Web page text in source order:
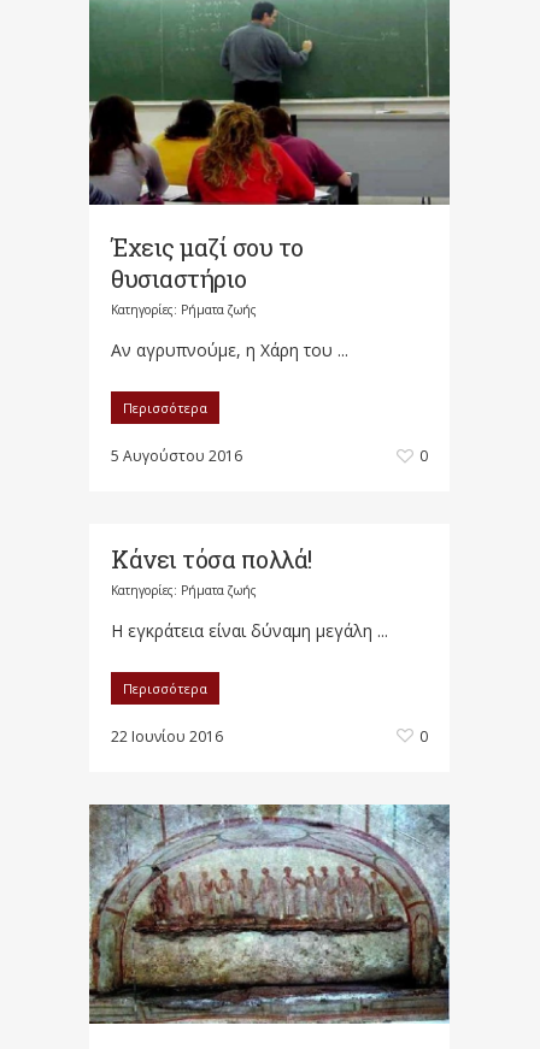
Έχεις μαζί σου το
θυσιαστήριο
Κατηγορίες: Ρήματα ζωής
Αν αγρυπνούμε, η Χάρη του ...
Περισσότερα
5 Αυγούστου 2016 0
Κάνει τόσα πολλά!
Κατηγορίες: Ρήματα ζωής
Η εγκράτεια είναι δύναμη μεγάλη ...
Περισσότερα
22 Ιουνίου 2016 0